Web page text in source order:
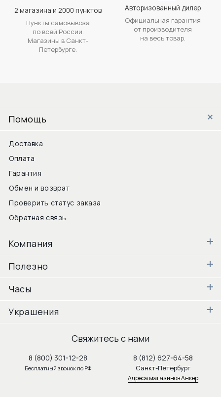
2 магазина и 2000 пунктов
Пункты самовывоза
по всей России.
Магазины в Санкт-
Петербурге.
Авторизованный дилер
Официальная гарантия
от производителя
на весь товар.
Помощь
Доставка
Оплата
Гарантия
Обмен и возврат
Проверить статус заказа
Обратная связь
Компания
Полезно
Часы
Украшения
Свяжитесь с нами
8 (800) 301-12-28
Бесплатный звонок по РФ
8 (812) 627-64-58
Санкт-Петербург
Адреса магазинов Анкер